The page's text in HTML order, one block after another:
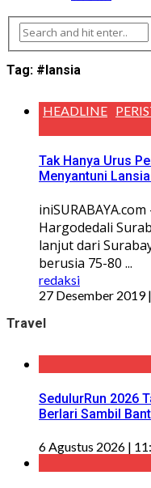
Tag: #lansia
HEADLINE
Tak Hanya Urus
Menyantuni
Hargodedali
lanjut dari
berusia 75-80 ...
redaksi
27 Desember 2019
Travel
SedulurRun 2026
Berlari Sambil
6 Agustus 2026 |